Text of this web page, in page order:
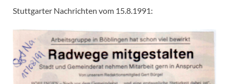
Stuttgarter Nachrichten vom 15.8.1991: